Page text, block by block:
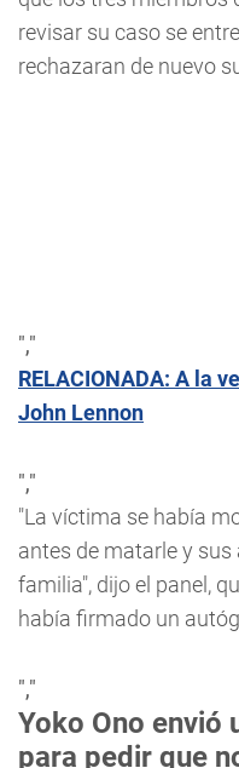
revisar su caso se
rechazaran de nuevo
","
RELACIONADA: A la
John Lennon
","
"La víctima se había
antes de matarle y
familia", dijo el panel,
había firmado un
","
Yoko Ono envió
para pedir que